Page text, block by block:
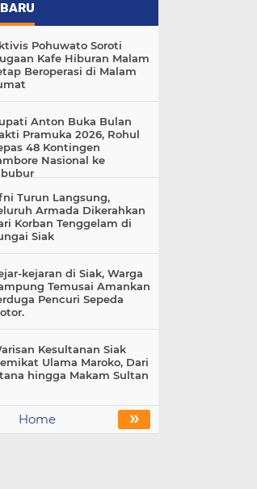
Pohuwato Soroti
Kafe Hiburan Malam
Beroperasi di Malam
Anton Buka Bulan
Pramuka 2026, Rohul
48 Kontingen
Nasional ke
Turun Langsung,
Armada Dikerahkan
Korban Tenggelam di
Siak
kejaran di Siak, Warga
Temusai Amankan
Pencuri Sepeda
Kesultanan Siak
Ulama Maroko, Dari
hingga Makam Sultan
»
Home